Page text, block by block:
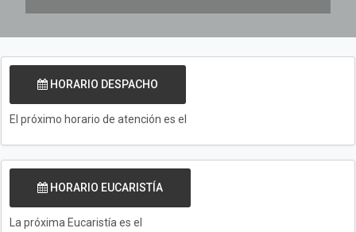
HORARIO DESPACHO
El próximo horario de atención es el
HORARIO EUCARISTÍA
La próxima Eucaristía es el